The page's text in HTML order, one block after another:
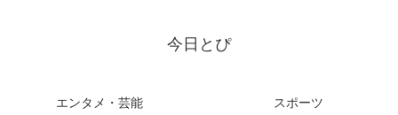
今日とぴ
エンタメ・芸能 スポーツ